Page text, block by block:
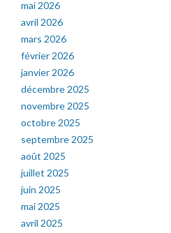
mai 2026
avril 2026
mars 2026
février 2026
janvier 2026
décembre 2025
novembre 2025
octobre 2025
septembre 2025
août 2025
juillet 2025
juin 2025
mai 2025
avril 2025